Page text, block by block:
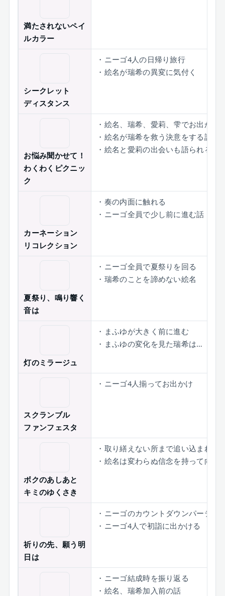
満たされないペイ
ルカラー
シークレット
ディスタンス
・ニーゴ4人の日帰り旅行
・絵名が瑞希の異変に気付く
お悩み聞かせて！
わくわくピクニッ
ク
・絵名、瑞希、愛莉、雫でお出かけ
・絵名が瑞希を救う決意をする話
・絵名と愛莉の出会いも語られる
カーネーション
リコレクション
・奏の内面に触れる
・ニーゴ全員で少し前に進む話
夏祭り、鳴り響く
音は
・ニーゴ全員で夏祭りを回る
・瑞希のことを諦めない絵名
灯のミラージュ
・まふゆが大きく前に進む
・まふゆの変化を見た瑞希は…
スクランブル
ファンフェスタ
・ニーゴ4人揃ってお出かけ
ボクのあしあと
キミのゆくさき
・取り繕えない所まで追い込まれた
・絵名は変わらぬ信念を持って向き
祈りの先、願う明
日は
・ニーゴのカウントダウンパーティ
・ニーゴ4人で初詣に出かける
・ニーゴ結成時を振り返る
・絵名、瑞希加入前の話